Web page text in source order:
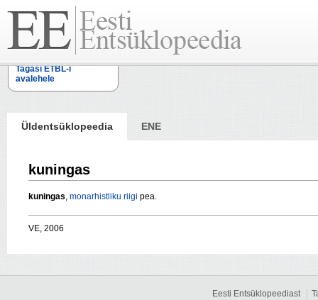
Tagasi ETBL-i
avalehele
Üldentsüklopeedia ENE
kuningas
kuningas, monarhistliku riigi pea.
VE, 2006
Eesti Entsüklopeediast